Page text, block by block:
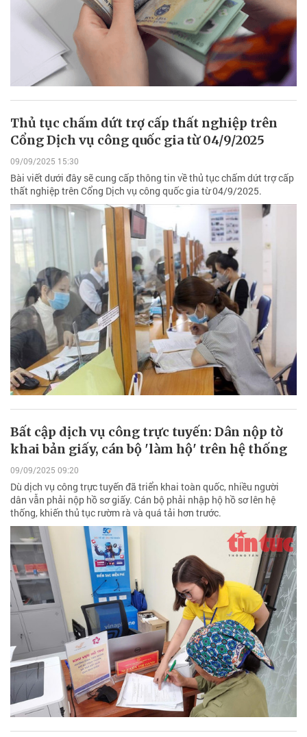
Thủ tục chấm dứt trợ cấp thất nghiệp trên
Cổng Dịch vụ công quốc gia từ 04/9/2025
09/09/2025 15:30
Bài viết dưới đây sẽ cung cấp thông tin về thủ tục chấm dứt trợ cấp
thất nghiệp trên Cổng Dịch vụ công quốc gia từ 04/9/2025.
Bất cập dịch vụ công trực tuyến: Dân nộp tờ
khai bản giấy, cán bộ 'làm hộ' trên hệ thống
09/09/2025 09:20
Dù dịch vụ công trực tuyến đã triển khai toàn quốc, nhiều người
dân vẫn phải nộp hồ sơ giấy. Cán bộ phải nhập hộ hồ sơ lên hệ
thống, khiến thủ tục rườm rà và quá tải hơn trước.